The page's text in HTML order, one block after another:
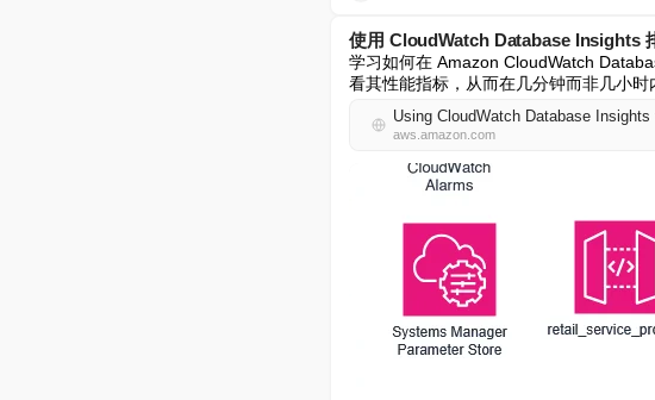
使用 CloudWatch Database Insights
学习如何在 Amazon CloudWatch
看其性能指标，从而在几分钟而非几小时
Using CloudWatch Database
aws.amazon.com